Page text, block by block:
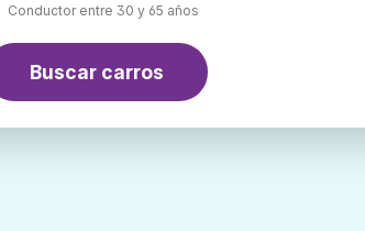
Conductor entre 30 y 65 años
Buscar carros